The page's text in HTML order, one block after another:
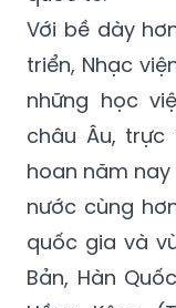
Với bề dày
triển, Nhạc
những học
châu Âu, trực
hoan năm nay
nước cùng
quốc gia và
Bản, Hàn